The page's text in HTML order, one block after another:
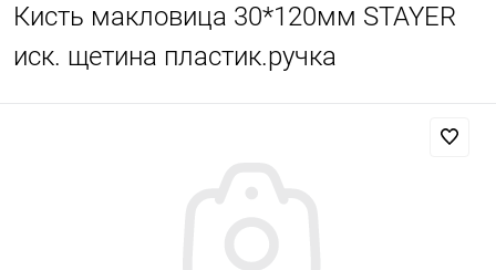
Кисть макловица 30*120мм STAYER
иск. щетина пластик.ручка